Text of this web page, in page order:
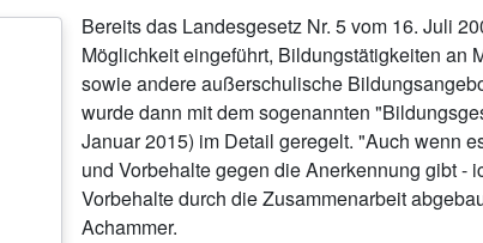
Bereits das Landesgesetz Nr. 5 vom 16. Juli
Möglichkeit eingeführt, Bildungstätigkeiten an
sowie andere außerschulische
wurde dann mit dem sogenannten
Januar 2015) im Detail geregelt. "Auch wenn
und Vorbehalte gegen die Anerkennung gibt -
Vorbehalte durch die Zusammenarbeit
Achammer.